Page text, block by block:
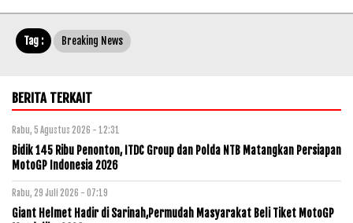
Tag : Breaking News
BERITA TERKAIT
Rabu, 5 Agustus 2026 - 12:31
Bidik 145 Ribu Penonton, ITDC Group dan Polda NTB Matangkan Persiapan
MotoGP Indonesia 2026
Rabu, 29 Juli 2026 - 07:19
Giant Helmet Hadir di Sarinah,Permudah Masyarakat Beli Tiket MotoGP